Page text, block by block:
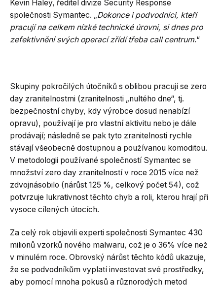
Kevin Haley, ředitel divize Security Response
společnosti Symantec. „Dokonce i podvodníci, kteří
pracují na celkem nízké technické úrovni, si dnes pro
zefektivnění svých operací zřídí třeba call centrum.“
Skupiny pokročilých útočníků s oblibou pracují se zero
day zranitelnostmi (zranitelnosti „nultého dne“, tj.
bezpečnostní chyby, kdy výrobce dosud nenabízí
opravu), používají je pro vlastní aktivitu nebo je dále
prodávají; následně se pak tyto zranitelnosti rychle
stávají všeobecně dostupnou a používanou komoditou.
V metodologii používané společností Symantec se
množství zero day zranitelností v roce 2015 více než
zdvojnásobilo (nárůst 125 %, celkový počet 54), což
potvrzuje lukrativnost těchto chyb a roli, kterou hrají při
vysoce cílených útocích.
Za celý rok objevili experti společnosti Symantec 430
milionů vzorků nového malwaru, což je o 36% více než
v minulém roce. Obrovský nárůst těchto kódů ukazuje,
že se podvodníkům vyplatí investovat své prostředky,
aby pomocí mnoha pokusů a různorodých metod